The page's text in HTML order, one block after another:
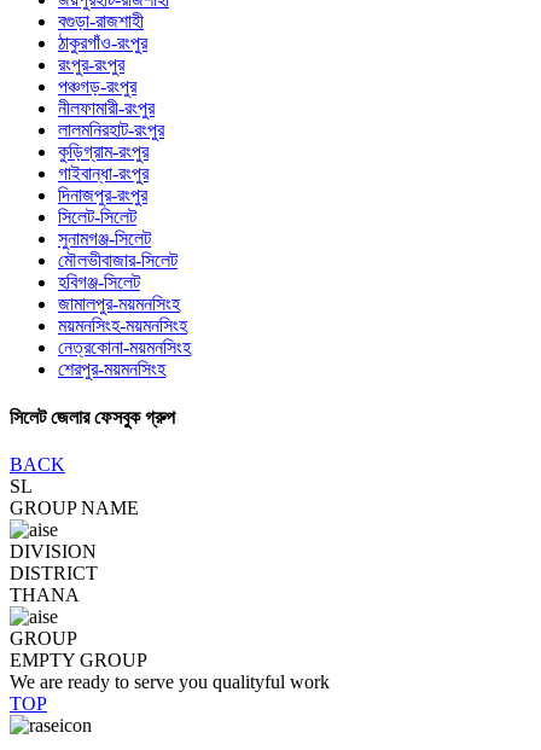
বগুড়া-রাজশাহী
ঠাকুরগাঁও-রংপুর
রংপুর-রংপুর
পঞ্চগড়-রংপুর
নীলফামারী-রংপুর
লালমনিরহাট-রংপুর
কুড়িগ্রাম-রংপুর
গাইবান্ধা-রংপুর
দিনাজপুর-রংপুর
সিলেট-সিলেট
সুনামগঞ্জ-সিলেট
মৌলভীবাজার-সিলেট
হবিগঞ্জ-সিলেট
জামালপুর-ময়মনসিংহ
ময়মনসিংহ-ময়মনসিংহ
নেত্রকোনা-ময়মনসিংহ
শেরপুর-ময়মনসিংহ
সিলেট জেলার ফেসবুক গ্রুপ
BACK
SL
GROUP NAME
DIVISION
DISTRICT
THANA
GROUP
EMPTY GROUP
We are ready to serve you qualityful work
TOP